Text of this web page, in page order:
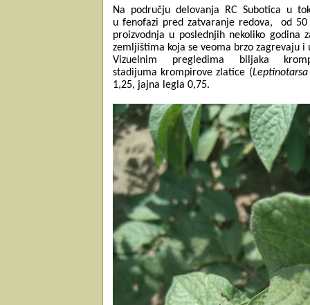
Na području delovanja RC Subotica u
u fenofazi pred zatvaranje redova,
od 50
proizvodnja u poslednjih nekoliko godina
zemljištima koja se veoma brzo zagrevaju
Vizuelnim pregledima biljaka
stadijuma krompirove zlatice (
1,25, jajna legla 0,75.